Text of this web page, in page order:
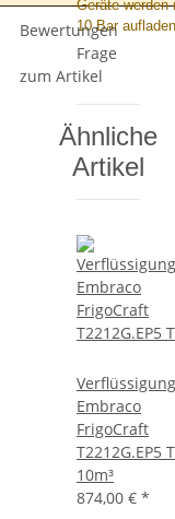
Geräte werden
10 Bar
Bewertungen
Frage
zum Artikel
Ähnliche
Artikel
Embraco
FrigoCraft
T2212G.EP5
10m³
874,00 € *